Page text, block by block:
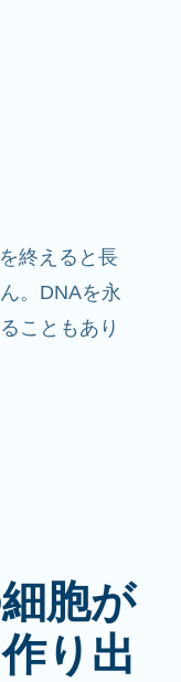
終えると長
。DNAを永
こともあり
胞が
り出